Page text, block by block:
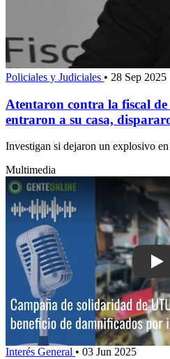
Policiales y Judiciales • 28 Sep 2025
Atentaron contra la fiscal
entraron a su casa,
Investigan si dejaron un explosivo
Multimedia
Interés General • 03 Jun 2025